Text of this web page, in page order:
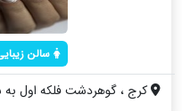
سالن
کرج ، گوهردشت فلکه اول به سمت